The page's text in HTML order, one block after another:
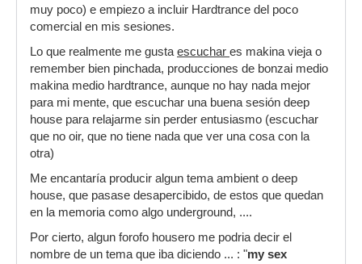
muy poco) e empiezo a incluir Hardtrance del poco
comercial en mis sesiones.
Lo que realmente me gusta escuchar es makina vieja o
remember bien pinchada, producciones de bonzai medio
makina medio hardtrance, aunque no hay nada mejor
para mi mente, que escuchar una buena sesión deep
house para relajarme sin perder entusiasmo (escuchar
que no oir, que no tiene nada que ver una cosa con la
otra)
Me encantaría producir algun tema ambient o deep
house, que pasase desapercibido, de estos que quedan
en la memoria como algo underground, ....
Por cierto, algun forofo housero me podria decir el
nombre de un tema que iba diciendo ... : "my sex